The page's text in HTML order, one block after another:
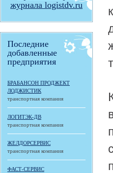
журнала logistdv.ru
Последние
добавленные
предприятия
БРАБАНСОН ПРОДЖЕКТ
ЛОДЖИСТИК
транспортная компания
ЛОГИТЭК-ДВ
транспортная компания
ЖЕЛДОРСЕРВИС
транспортная компания
ФАСТ-СЕРВИС